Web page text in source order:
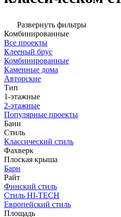
Развернуть фильтры
Комбинированные
Все проекты
Клееный брус
Комбинированные
Каменные дома
Авторские
Тип
1-этажные
2-этажные
Популярные проекты
Бани
Стиль
Классический стиль
Фахверк
Плоская крыша
Барн
Райт
Финский стиль
Стиль HI-TECH
Европейский стиль
Площадь